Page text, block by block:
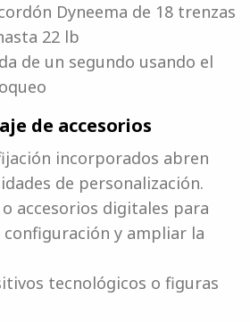
Dyneema de 18 trenzas
22 lb
de un segundo usando el
de accesorios
incorporados abren
de personalización.
accesorios digitales para
y ampliar la
tecnológicos o figuras